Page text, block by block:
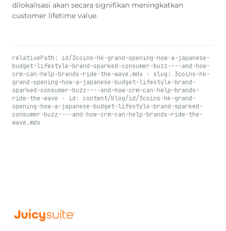
dilokalisasi akan secara signifikan meningkatkan
customer lifetime value.
relativePath: id/3coins-hk-grand-opening-how-a-japanese-
budget-lifestyle-brand-sparked-consumer-buzz----and-how-
crm-can-help-brands-ride-the-wave.mdx · slug: 3coins-hk-
grand-opening-how-a-japanese-budget-lifestyle-brand-
sparked-consumer-buzz----and-how-crm-can-help-brands-
ride-the-wave · id: content/blog/id/3coins-hk-grand-
opening-how-a-japanese-budget-lifestyle-brand-sparked-
consumer-buzz----and-how-crm-can-help-brands-ride-the-
wave.mdx